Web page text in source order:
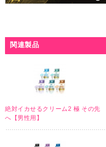
関連製品
絶対イカせるクリーム2 極 その先
へ【男性用】